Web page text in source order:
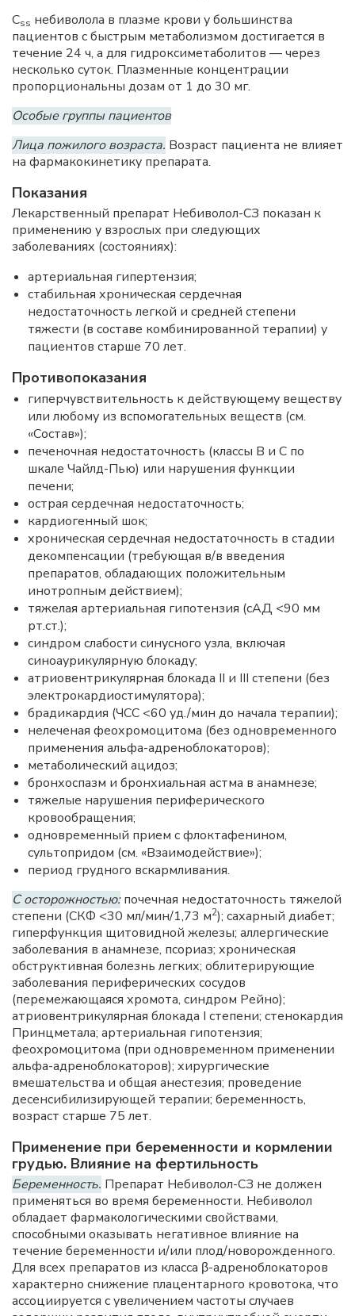
Css небиволола в плазме крови у большинства
пациентов с быстрым метаболизмом достигается в
течение 24 ч, а для гидроксиметаболитов — через
несколько суток. Плазменные концентрации
пропорциональны дозам от 1 до 30 мг.
Особые группы пациентов
Лица пожилого возраста. Возраст пациента не влияет
на фармакокинетику препарата.
Показания
Лекарственный препарат Небиволол-СЗ показан к
применению у взрослых при следующих
заболеваниях (состояниях):
артериальная гипертензия;
стабильная хроническая сердечная
недостаточность легкой и средней степени
тяжести (в составе комбинированной терапии) у
пациентов старше 70 лет.
Противопоказания
гиперчувствительность к действующему веществу
или любому из вспомогательных веществ (см.
«Состав»);
печеночная недостаточность (классы В и С по
шкале Чайлд-Пью) или нарушения функции
печени;
острая сердечная недостаточность;
кардиогенный шок;
хроническая сердечная недостаточность в стадии
декомпенсации (требующая в/в введения
препаратов, обладающих положительным
инотропным действием);
тяжелая артериальная гипотензия (сАД <90 мм
рт.ст.);
синдром слабости синусного узла, включая
синоаурикулярную блокаду;
атриовентрикулярная блокада II и III степени (без
электрокардиостимулятора);
брадикардия (ЧСС <60 уд./мин до начала терапии);
нелеченая феохромоцитома (без одновременного
применения альфа-адреноблокаторов);
метаболический ацидоз;
бронхоспазм и бронхиальная астма в анамнезе;
тяжелые нарушения периферического
кровообращения;
одновременный прием с флоктафенином,
сультопридом (см. «Взаимодействие»);
период грудного вскармливания.
С осторожностью:почечная недостаточность тяжелой
степени (СКФ <30 мл/мин/1,73 м2); сахарный диабет;
гиперфункция щитовидной железы; аллергические
заболевания в анамнезе, псориаз; хроническая
обструктивная болезнь легких; облитерирующие
заболевания периферических сосудов
(перемежающаяся хромота, синдром Рейно);
атриовентрикулярная блокада I степени; стенокардия
Принцметала; артериальная гипотензия;
феохромоцитома (при одновременном применении
альфа-адреноблокаторов); хирургические
вмешательства и общая анестезия; проведение
десенсибилизирующей терапии; беременность,
возраст старше 75 лет.
Применение при беременности и кормлении
грудью. Влияние на фертильность
Беременность. Препарат Небиволол-СЗ не должен
применяться во время беременности. Небиволол
обладает фармакологическими свойствами,
способными оказывать негативное влияние на
течение беременности и/или плод/новорожденного.
Для всех препаратов из класса β-адреноблокаторов
характерно снижение плацентарного кровотока, что
ассоциируется с увеличением частоты случаев